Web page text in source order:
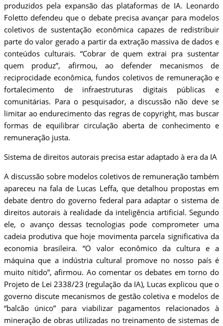
produzidos pela expansão das plataformas de IA. Leonardo
Foletto defendeu que o debate precisa avançar para modelos
coletivos de sustentação econômica capazes de redistribuir
parte do valor gerado a partir da extração massiva de dados e
conteúdos culturais. “Cobrar de quem extrai pra sustentar
quem produz”, afirmou, ao defender mecanismos de
reciprocidade econômica, fundos coletivos de remuneração e
fortalecimento de infraestruturas digitais públicas e
comunitárias. Para o pesquisador, a discussão não deve se
limitar ao endurecimento das regras de copyright, mas buscar
formas de equilibrar circulação aberta de conhecimento e
remuneração justa.
Sistema de direitos autorais precisa estar adaptado à era da IA
A discussão sobre modelos coletivos de remuneração também
apareceu na fala de Lucas Leffa, que detalhou propostas em
debate dentro do governo federal para adaptar o sistema de
direitos autorais à realidade da inteligência artificial. Segundo
ele, o avanço dessas tecnologias pode comprometer uma
cadeia produtiva que hoje movimenta parcela significativa da
economia brasileira. “O valor econômico da cultura e a
máquina que a indústria cultural promove no nosso país é
muito nítido”, afirmou. Ao comentar os debates em torno do
Projeto de Lei 2338/23 (regulação da IA), Lucas explicou que o
governo discute mecanismos de gestão coletiva e modelos de
“balcão único” para viabilizar pagamentos relacionados à
mineração de obras utilizadas no treinamento de sistemas de